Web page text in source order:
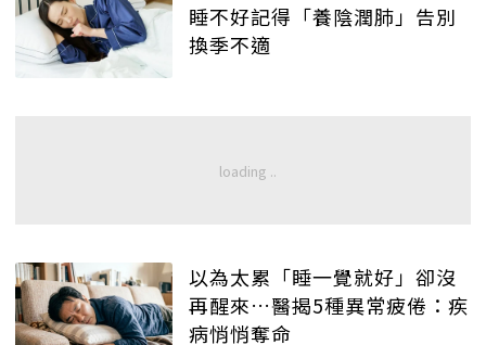
睡不好記得「養陰潤肺」告別
換季不適
以為太累「睡一覺就好」卻沒
再醒來…醫揭5種異常疲倦：疾
病悄悄奪命